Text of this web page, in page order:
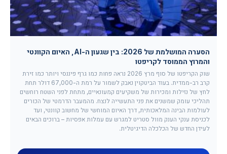
הסערה המושלמת של 2026: בין שגעון ה-AI, האיום הקוונטי
והמרוץ הממוסד לקריפטו
שוק הקריפטו של סוף מרץ 2026 נראה פחות כמו גרף פיננסי ויותר כמו זירת
קרב רב-ממדית. בעוד הביטקוין נאבק לשמור על רמת ה-67,000 דולר תחת
לחץ של נזילות ומכירות של משקיעים קמעונאיים, מתחת לפני השטח רוחשים
תהליכי עומק שמשנים את פני התעשייה לנצח. מהמעבר הדרמטי של הכורים
לעולמות הבינה המלאכותית, דרך האיום המוחשי של מחשוב קוונטי, ועד
לכניסת ענקי הענק מוול סטריט למגרש עם עמלות אפסיות – ברוכים הבאים
לעידן החדש של הכלכלה הדיגיטלית.